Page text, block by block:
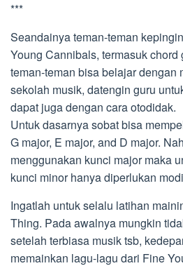
***
Seandainya teman-teman
Young Cannibals, termasuk chord
teman-teman bisa belajar dengan
sekolah musik, datengin guru
dapat juga dengan cara otodidak.
Untuk dasarnya sobat bisa
G major, E major, and D major.
menggunakan kunci major maka
kunci minor hanya diperlukan
Ingatlah untuk selalu latihan
Thing. Pada awalnya mungkin
setelah terbiasa musik tsb,
memainkan lagu-lagu dari Fine